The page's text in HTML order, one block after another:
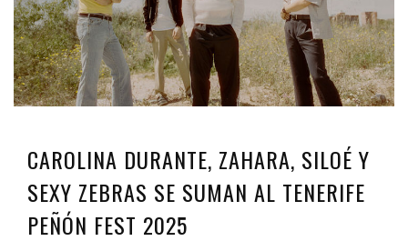
CAROLINA DURANTE, ZAHARA, SILOÉ Y
SEXY ZEBRAS SE SUMAN AL TENERIFE
PEÑÓN FEST 2025